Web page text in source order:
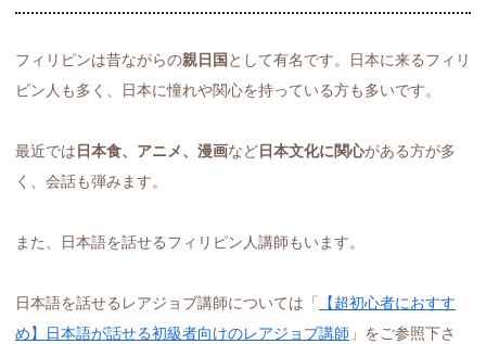
フィリピンは昔ながらの親日国 として有名です。日本に来るフィリ
ピン人も多く、日本に憧れや関心を持っている方も多いです。
最近では 日本食、アニメ、漫画など日本文化に関心がある方が多
く、会話も弾みます。
また、日本語を話せるフィリピン人講師もいます。
日本語を話せるレアジョブ講師については「
【超初心者におすす
め】日本語が話せる初級者向けのレアジョブ講師 」をご参照下さ